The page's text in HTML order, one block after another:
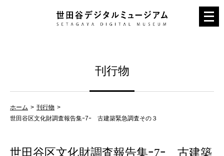
メ
ニ
刊行物
ホーム
刊行物
世田谷区文化財調査報告集ｰ7ｰ 古建築緊急調査その３
世田谷区文化財調査報告集ｰ7ｰ 古建築